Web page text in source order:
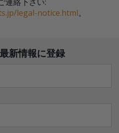
legal-notice.html。
新情報に登録